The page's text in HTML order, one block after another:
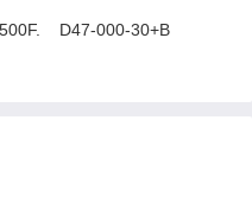
D47-000-30+B